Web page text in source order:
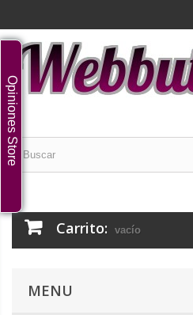
Carrito: vacío
MENU
Opiniones Store